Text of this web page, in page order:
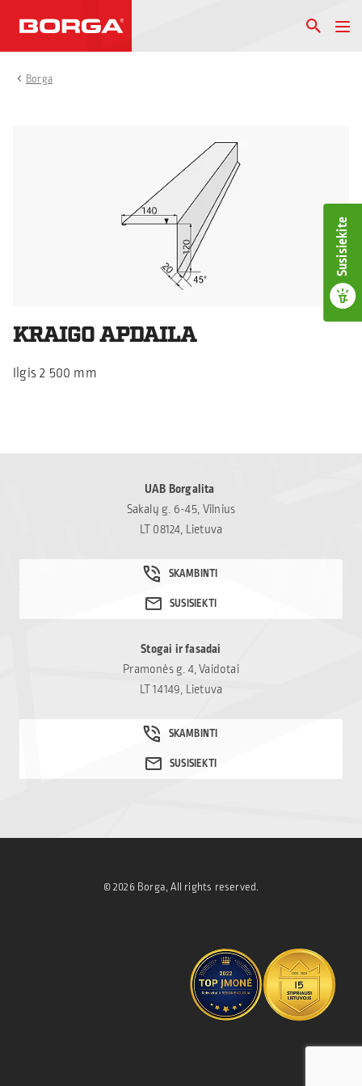
Susisiekite
Borga
KRAIGO APDAILA
Ilgis2 500 mm
UAB Borgalita
Sakalų g. 6-45, Vilnius
LT 08124, Lietuva
Stogai ir fasadai
Pramonės g. 4, Vaidotai
LT 14149, Lietuva
© 2026 Borga, All rights reserved.